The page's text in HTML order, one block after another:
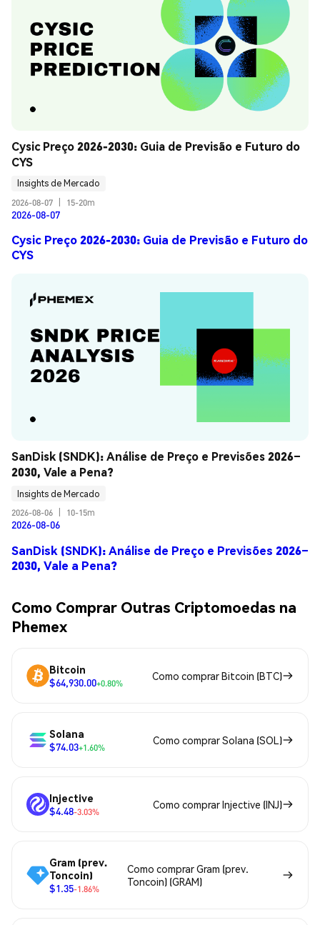
Cysic Preço 2026-2030: Guia de Previsão e Futuro do
CYS
Insights de Mercado
2026-08-07
15-20m
2026-08-07
Cysic Preço 2026-2030: Guia de Previsão e Futuro do
CYS
SanDisk (SNDK): Análise de Preço e Previsões 2026–
2030, Vale a Pena?
Insights de Mercado
2026-08-06
10-15m
2026-08-06
SanDisk (SNDK): Análise de Preço e Previsões 2026–
2030, Vale a Pena?
Como Comprar Outras Criptomoedas na
Phemex
Bitcoin
$64,930.00+0.80%
Como comprar Bitcoin (BTC)
Solana
$74.03+1.60%
Como comprar Solana (SOL)
Injective
$4.48-3.03%
Como comprar Injective (INJ)
Gram (prev.
Toncoin)
$1.35-1.86%
Como comprar Gram (prev.
Toncoin) (GRAM)